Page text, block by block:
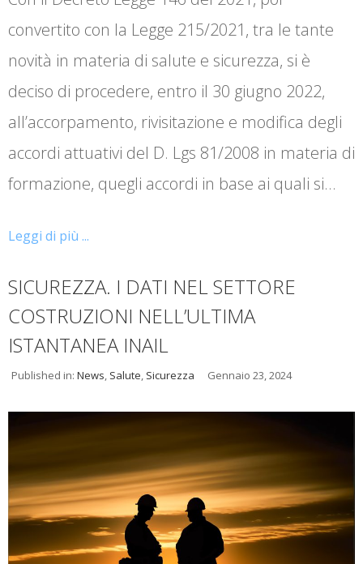
convertito con la Legge 215/2021, tra le tante
novità in materia di salute e sicurezza, si è
deciso di procedere, entro il 30 giugno 2022,
all’accorpamento, rivisitazione e modifica degli
accordi attuativi del D. Lgs 81/2008 in materia di
formazione, quegli accordi in base ai quali si…
Leggi di più ...
SICUREZZA. I DATI NEL SETTORE
COSTRUZIONI NELL’ULTIMA
ISTANTANEA INAIL
Published in: News, Salute, Sicurezza Gennaio 23, 2024